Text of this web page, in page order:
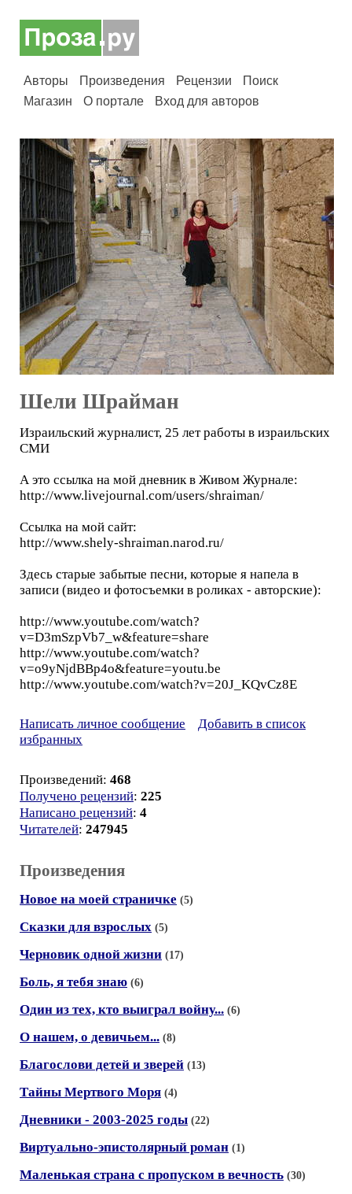
Авторы Произведения Рецензии
Поиск
Магазин
О портале Вход для авторов
Шели Шрайман
Израильский журналист, 25 лет работы в израильских
СМИ
А это ссылка на мой дневник в Живом Журнале:
http://www.livejournal.com/users/shraiman/
Ссылка на мой сайт:
http://www.shely-shraiman.narod.ru/
Здесь старые забытые песни, которые я напела в
записи (видео и фотосъемки в роликах - авторские):
http://www.youtube.com/watch?
v=D3mSzpVb7_w&feature=share
http://www.youtube.com/watch?
v=o9yNjdBBp4o&feature=youtu.be
http://www.youtube.com/watch?v=20J_KQvCz8E
Написать личное сообщение
Добавить в список
избранных
Произведений: 468
Получено рецензий: 225
Написано рецензий: 4
Читателей: 247945
Произведения
Новое на моей страничке (5)
Сказки для взрослых (5)
Черновик одной жизни (17)
Боль, я тебя знаю (6)
Один из тех, кто выиграл войну... (6)
О нашем, о девичьем... (8)
Благослови детей и зверей (13)
Тайны Мертвого Моря (4)
Дневники - 2003-2025 годы (22)
Виртуально-эпистолярный роман (1)
Маленькая страна с пропуском в вечность (30)